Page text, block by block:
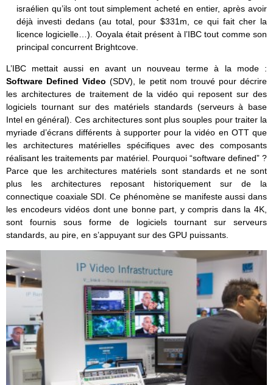
israélien qu’ils ont tout simplement acheté en entier, après avoir
déjà investi dedans (au total, pour $331m, ce qui fait cher la
licence logicielle…). Ooyala était présent à l’IBC tout comme son
principal concurrent Brightcove.
L’IBC mettait aussi en avant un nouveau terme à la mode :
Software Defined Video(SDV), le petit nom trouvé pour décrire
les architectures de traitement de la vidéo qui reposent sur des
logiciels tournant sur des matériels standards (serveurs à base
Intel en général). Ces architectures sont plus souples pour traiter la
myriade d’écrans différents à supporter pour la vidéo en OTT que
les architectures matérielles spécifiques avec des composants
réalisant les traitements par matériel. Pourquoi “software defined” ?
Parce que les architectures matériels sont standards et ne sont
plus les architectures reposant historiquement sur de la
connectique coaxiale SDI. Ce phénomène se manifeste aussi dans
les encodeurs vidéos dont une bonne part, y compris dans la 4K,
sont fournis sous forme de logiciels tournant sur serveurs
standards, au pire, en s’appuyant sur des GPU puissants.